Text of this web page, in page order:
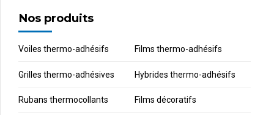
Nos produits
Voiles thermo-adhésifs Films thermo-adhésifs
Grilles thermo-adhésives Hybrides thermo-adhésifs
Rubans thermocollants Films décoratifs